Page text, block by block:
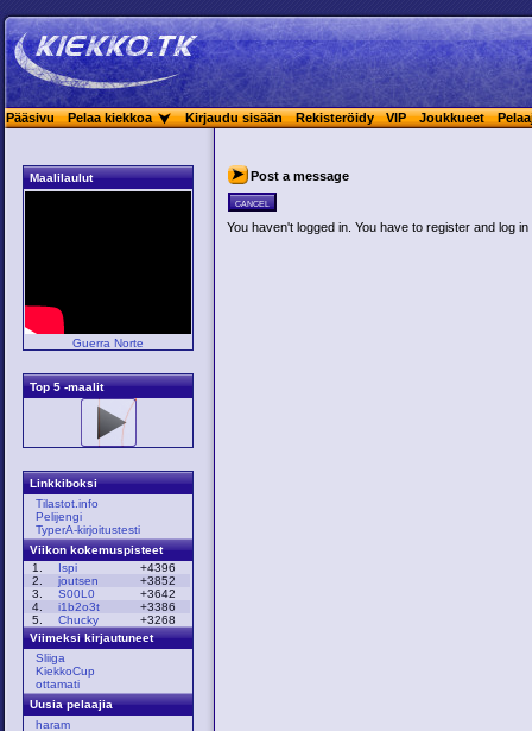
Pääsivu Pelaa kiekkoa Kirjaudu sisään Rekisteröidy VIP Joukkueet
Maalilaulut
Guerra Norte
Top 5 -maalit
Linkkiboksi
Tilastot.info
Pelijengi
TyperA-kirjoitustesti
Viikon kokemuspisteet
1.
Ispi
+4396
2.
joutsen
+3852
3.
S00L0
+3642
4.
i1b2o3t
+3386
5.
Chucky
+3268
Viimeksi kirjautuneet
Sliiga
KiekkoCup
ottamati
Uusia pelaajia
haram
Post a message
cancel
You haven't logged in. You have to register and log